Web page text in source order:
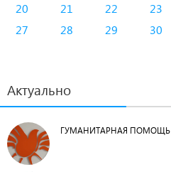
20
21 22 23
27
28 29 30
Актуально
ГУМАНИТАРНАЯ ПОМОЩЬ